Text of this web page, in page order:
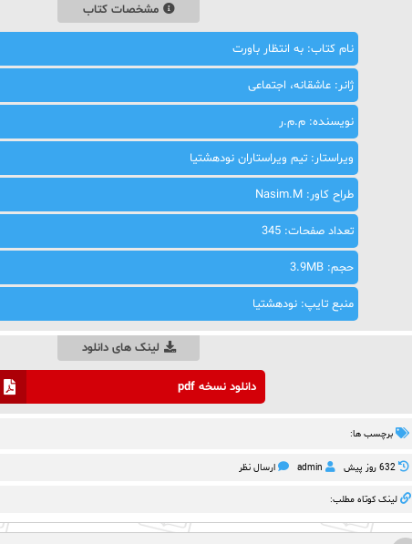
مشخصات کتاب
نام کتاب: به انتظار باورت
ژانر: عاشقانه، اجتماعی
نویسنده: م.م.ر
ویراستار: تیم ویراستاران نودهشتیا
طراح کاور: Nasim.M
تعداد صفحات: 345
حجم: 3.9MB
منبع تایپ: نودهشتیا
لینک های دانلود
دانلود نسخه pdf
برچسب ها:
632 روز پيش admin ارسال نظر
لینک کوتاه مطلب: